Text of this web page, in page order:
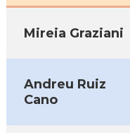
Mireia Graziani
Andreu Ruiz
Cano